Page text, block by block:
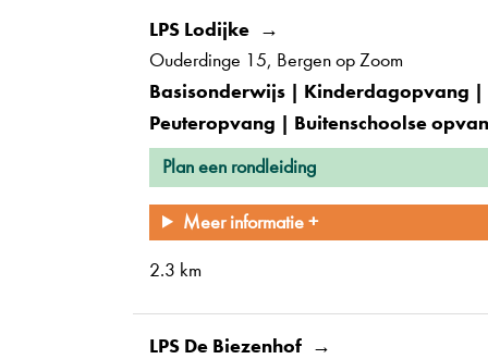
LPS Lodijke
Ouderdinge 15 Bergen op Zoom
Basisonderwijs | Kinderdagopvang |
Peuteropvang | Buitenschoolse
Plan een rondleiding
Meer informatie +
2.3 km
LPS De Biezenhof